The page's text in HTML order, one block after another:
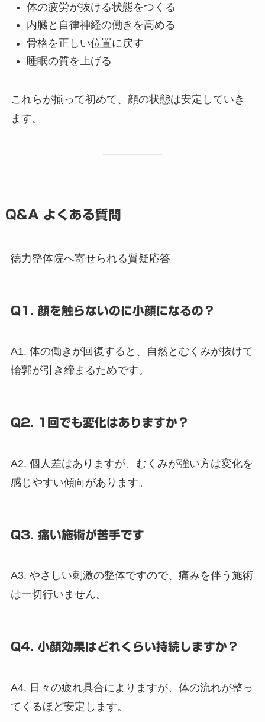
体の疲労が抜ける状態をつくる
内臓と自律神経の働きを高める
骨格を正しい位置に戻す
睡眠の質を上げる
これらが揃って初めて、顔の状態は安定していき
ます。
Q&A よくある質問
徳力整体院へ寄せられる質疑応答
Q1. 顔を触らないのに小顔になるの？
A1. 体の働きが回復すると、自然とむくみが抜けて
輪郭が引き締まるためです。
Q2. 1回でも変化はありますか？
A2. 個人差はありますが、むくみが強い方は変化を
感じやすい傾向があります。
Q3. 痛い施術が苦手です
A3. やさしい刺激の整体ですので、痛みを伴う施術
は一切行いません。
Q4. 小顔効果はどれくらい持続しますか？
A4. 日々の疲れ具合によりますが、体の流れが整っ
てくるほど安定します。